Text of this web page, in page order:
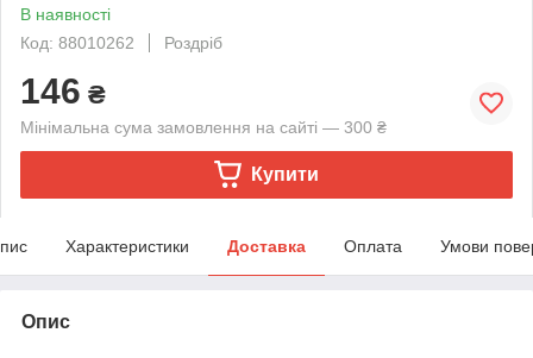
В наявності
Код: 88010262
Роздріб
146 ₴
Мінімальна сума замовлення на сайті — 300 ₴
Купити
Характеристики Доставка Оплата Умови
Опис